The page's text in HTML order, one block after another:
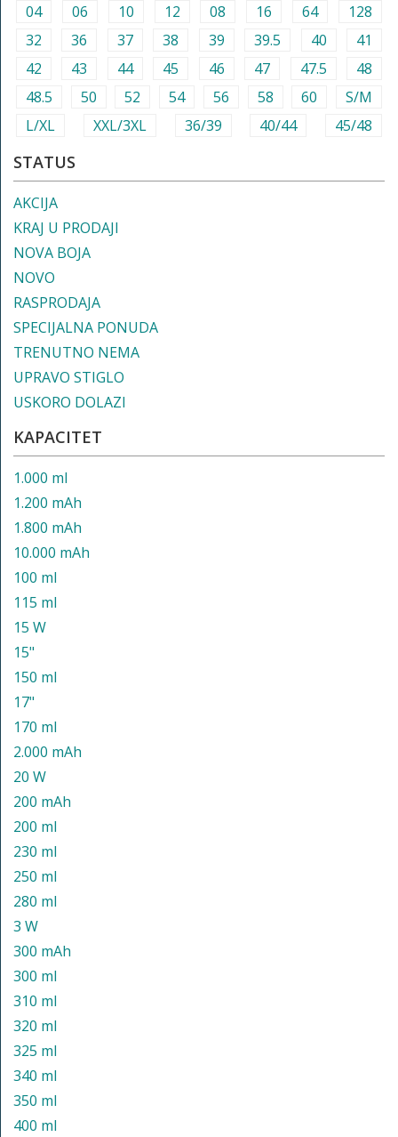
04
06 10 12 08 16 64
128
32
36 37 38 39 39.5 40
41
42
43 44 45 46 47 47.5
48
48.5
50 52 54 56 58 60
S/M
L/XL
XXL/3XL 36/39 40/44 45/48
STATUS
AKCIJA
KRAJ U PRODAJI
NOVA BOJA
NOVO
RASPRODAJA
SPECIJALNA PONUDA
TRENUTNO NEMA
UPRAVO STIGLO
USKORO DOLAZI
KAPACITET
1.000 ml
1.200 mAh
1.800 mAh
10.000 mAh
100 ml
115 ml
15 W
15"
150 ml
17"
170 ml
2.000 mAh
20 W
200 mAh
200 ml
230 ml
250 ml
280 ml
3 W
300 mAh
300 ml
310 ml
320 ml
325 ml
340 ml
350 ml
400 ml